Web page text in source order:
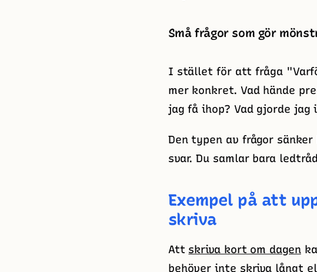
Små frågor som gör
I stället för att fråga
mer konkret. Vad hände
jag få ihop? Vad gjorde
Den typen av frågor
svar. Du samlar bara
Exempel på att
skriva
Att skriva kort om dagen
behöver inte skriva långt